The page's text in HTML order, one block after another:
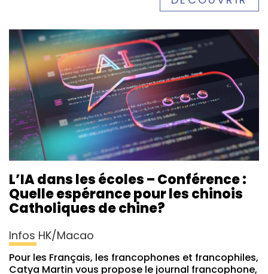
L’IA dans les écoles – Conférence :
Quelle espérance pour les chinois
Catholiques de chine?
Infos HK/Macao
Pour les Français, les francophones et francophiles,
Catya Martin vous propose le journal francophone,